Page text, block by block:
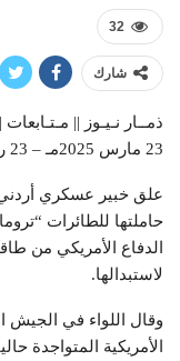
32
شارك
ذمــار نـيـوز || مـتـابعات
23 مارس 2025مـ – 23 رمضان 1446هـ
علق خبير عسكري
حاملتها للطائرات
الدفاع الأمريكي من
لاستبدالها.
وقال اللواء في الجيش
الأمريكية المتواجدة